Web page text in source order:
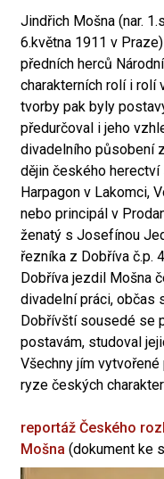
Jindřich Mošna (nar.
6.května 1911 v
předních herců
charakterních rolí i rolí
tvorby pak byly
předurčoval i jeho
divadelního působení
dějin českého
Harpagon v Lakomci,
nebo principál v
ženatý s Josefínou
řezníka z Dobříva č.p.
Dobříva jezdil Mošna
divadelní práci, občas
Dobřívští sousedé se
postavám, studoval
Všechny jím
ryze českých
reportáž Českého
Mošna (dokument ke